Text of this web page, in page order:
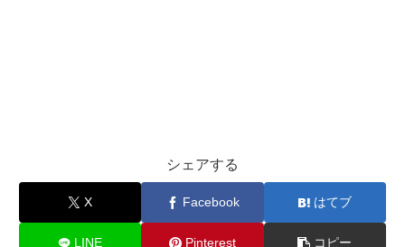
シェアする
X Facebook はてブ
LINE Pinterest コピー